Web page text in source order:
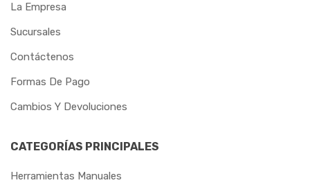
La Empresa
Sucursales
Contáctenos
Formas De Pago
Cambios Y Devoluciones
CATEGORÍAS PRINCIPALES
Herramientas Manuales